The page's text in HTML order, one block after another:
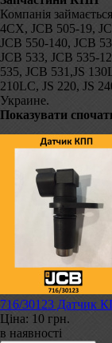
Компанія
4CX, JCB 505-19,
JCB 550-140, JCB
JCB 533, JCB 535-
535, JCB 531,JS
210LC, JS 220, JS
Украине.
Показувати
716/30123 Датчик
Ціна: 10 грн.
в наявності